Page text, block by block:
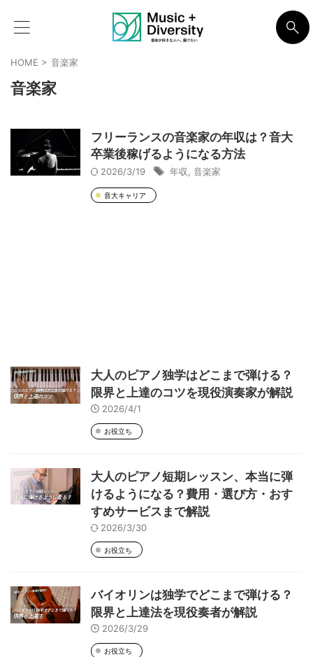
HOME > 音楽家
音楽家
フリーランスの音楽家の年収は？音大
卒業後稼げるようになる方法
2026/3/19 年収 音楽家
音大キャリア
大人のピアノ独学はどこまで弾ける？
限界と上達のコツを現役演奏家が解説
2026/4/1
お役立ち
大人のピアノ短期レッスン、本当に弾
けるようになる？費用・選び方・おす
すめサービスまで解説
2026/3/30
お役立ち
バイオリンは独学でどこまで弾ける？
限界と上達法を現役奏者が解説
2026/3/29
お役立ち